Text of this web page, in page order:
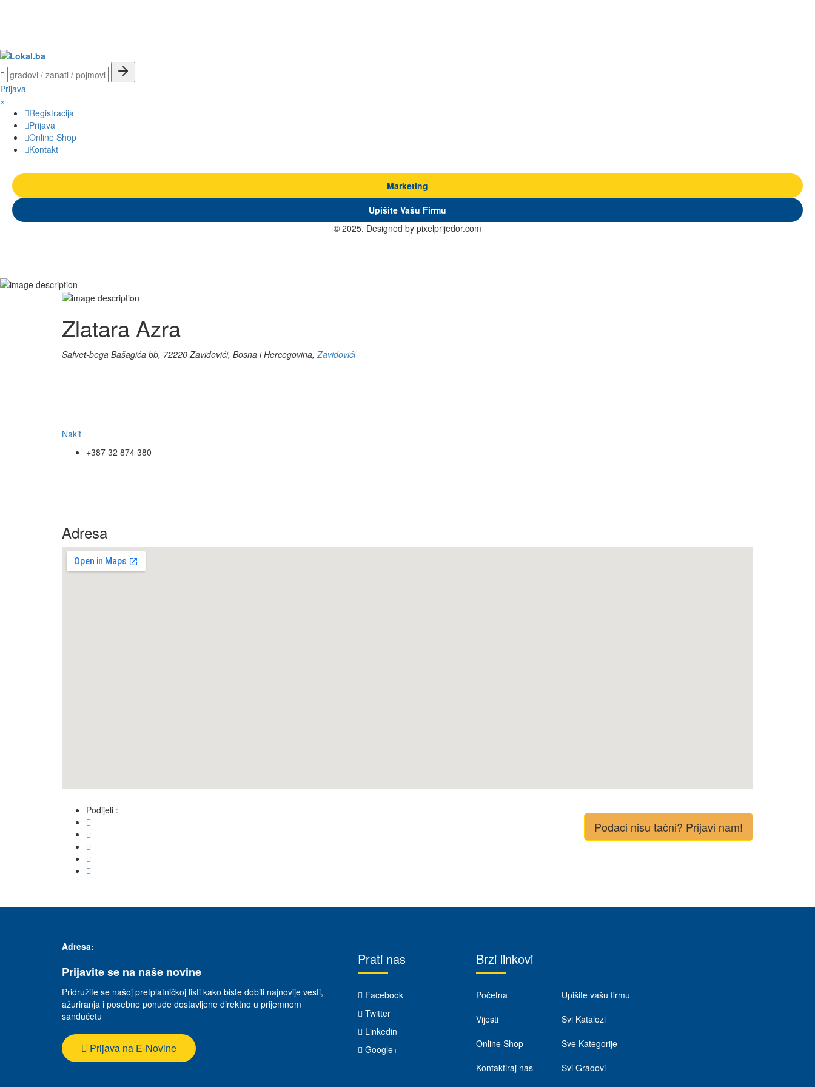
Prijava
×
Registracija
Prijava
Online Shop
Kontakt
Marketing
Upišite Vašu Firmu
© 2025. Designed by pixelprijedor.com
Zlatara Azra
Safvet-bega Bašagića bb, 72220 Zavidovići, Bosna i Hercegovina, Zavidovići
Nakit
+387 32 874 380
Adresa
Podijeli :
Podaci nisu tačni? Prijavi nam!
Adresa:
Prijavite se na naše novine
Pridružite se našoj pretplatničkoj listi kako biste dobili najnovije vesti,
ažuriranja i posebne ponude dostavljene direktno u prijemnom
sandučetu
Prijava na E-Novine
Prati nas
Facebook
Twitter
Linkedin
Google+
Brzi linkovi
Početna
Vijesti
Online Shop
Kontaktiraj nas
Upišite vašu firmu
Svi Katalozi
Sve Kategorije
Svi Gradovi